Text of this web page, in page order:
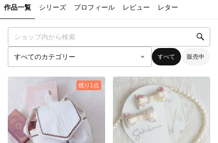
作品一覧 シリーズ プロフィール レビュー レター
すべて 販売中
残り1点